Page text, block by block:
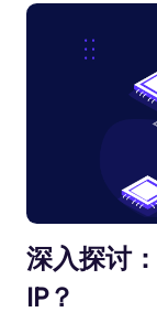
深入探讨
IP？